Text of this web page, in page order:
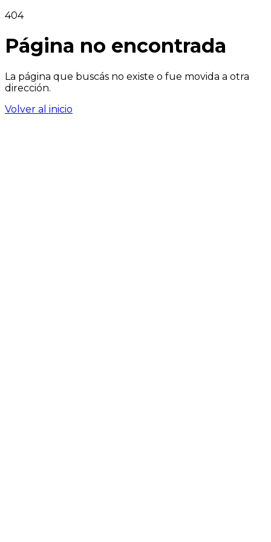
404
Página no encontrada
La página que buscás no existe o fue movida a otra
dirección.
Volver al inicio